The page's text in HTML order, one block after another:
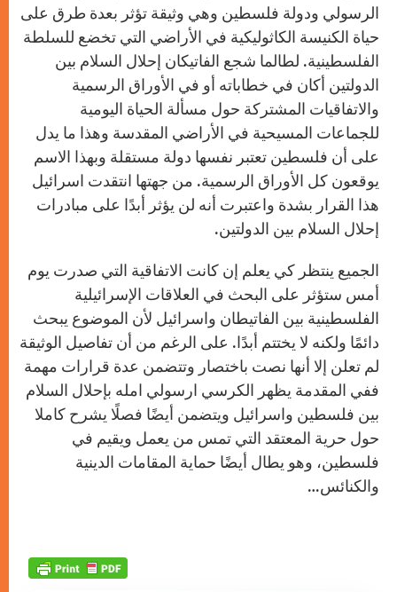
الرسولي ودولة فلسطين وهي وثيقة تؤثر بعدة طرق على
حياة الكنيسة الكاثوليكية في الأراضي التي تخضع للسلطة
الفلسطينية. لطالما شجع الفاتيكان إحلال السلام بين
الدولتين أكان في خطاباته أو في الأوراق الرسمية
والاتفاقيات المشتركة حول مسألة الحياة اليومية
للجماعات المسيحية في الأراضي المقدسة وهذا ما يدل
على أن فلسطين تعتبر نفسها دولة مستقلة وبهذا الاسم
يوقعون كل الأوراق الرسمية. من جهتها انتقدت اسرائيل
هذا القرار بشدة واعتبرت أنه لن يؤثر أبدًا على مبادرات
إحلال السلام بين الدولتين.
الجميع ينتظر كي يعلم إن كانت الاتفاقية التي صدرت يوم
أمس ستؤثر على البحث في العلاقات الإسرائيلية
الفلسطينية بين الفاتيطان واسرائيل لأن الموضوع يبحث
دائمًا ولكنه لا يختتم أبدًا. على الرغم من أن تفاصيل الوثيقة
لم تعلن إلا أنها نصت باختصار وتتضمن عدة قرارات مهمة
ففي المقدمة يظهر الكرسي ارسولي امله بإحلال السلام
بين فلسطين واسرائيل ويتضمن أيضًا فصلًا يشرح كاملا
حول حرية المعتقد التي تمس من يعمل ويقيم في
فلسطين، وهو يطال أيضًا حماية المقامات الدينية
والكنائس…